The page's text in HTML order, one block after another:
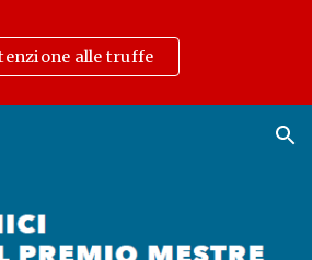
Skip to navigation
alle truffe